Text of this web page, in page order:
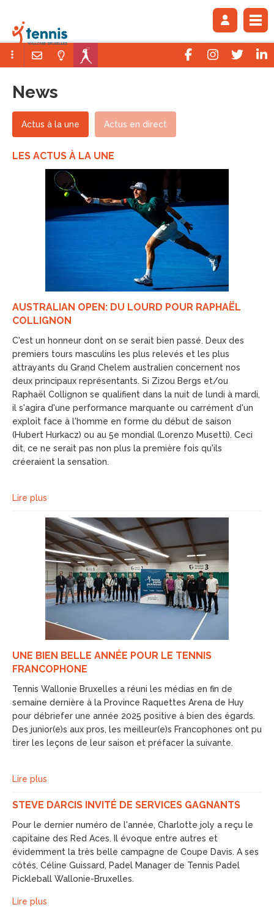
News
Actus à la une Actus en direct
LES ACTUS À LA UNE
AUSTRALIAN OPEN: DU LOURD POUR RAPHAËL
COLLIGNON
C'est un honneur dont on se serait bien passé. Deux des
premiers tours masculins les plus relevés et les plus
attrayants du Grand Chelem australien concernent nos
deux principaux représentants. Si Zizou Bergs et/ou
Raphaël Collignon se qualifient dans la nuit de lundi à mardi,
il s'agira d'une performance marquante ou carrément d'un
exploit face à l'homme en forme du début de saison
(Hubert Hurkacz) ou au 5e mondial (Lorenzo Musetti). Ceci
dit, ce ne serait pas non plus la première fois qu'ils
créeraient la sensation.
Lire plus
UNE BIEN BELLE ANNÉE POUR LE TENNIS
FRANCOPHONE
Tennis Wallonie Bruxelles a réuni les médias en fin de
semaine dernière à la Province Raquettes Arena de Huy
pour débriefer une année 2025 positive à bien des égards.
Des junior(e)s aux pros, les meilleur(e)s Francophones ont pu
tirer les leçons de leur saison et préfacer la suivante.
Lire plus
STEVE DARCIS INVITÉ DE SERVICES GAGNANTS
Pour le dernier numéro de l'année, Charlotte joly a reçu le
capitaine des Red Aces. Il évoque entre autres et
évidemment la très belle campagne de Coupe Davis. A ses
côtés, Céline Guissard, Padel Manager de Tennis Padel
Pickleball Wallonie-Bruxelles.
Lire plus